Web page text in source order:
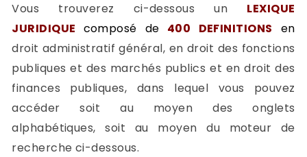
Vous trouverez ci-dessous un LEXIQUE
JURIDIQUE composé de 400 DEFINITIONS
en
droit administratif général, en droit des fonctions
publiques et des marchés publics et en droit des
finances publiques, dans lequel vous pouvez
accéder soit au moyen des onglets
alphabétiques, soit au moyen du moteur de
recherche ci-dessous.